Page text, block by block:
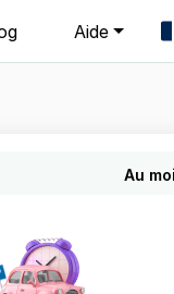
Aide
Au